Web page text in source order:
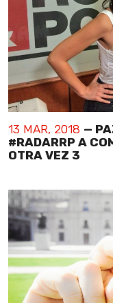
13 MAR, 2018 —
#RADARRP A
OTRA VEZ 3